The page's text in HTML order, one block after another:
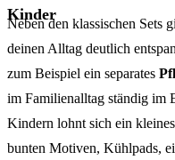
Kinder
Neben den klassischen Sets
deinen Alltag deutlich
zum Beispiel ein separates
im Familienalltag ständig im
Kindern lohnt sich ein
bunten Motiven, Kühlpads,